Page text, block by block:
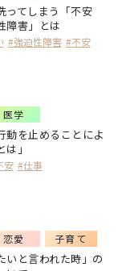
ってしまう「不安
障害」とは
#強迫性障害 #不安
医学
動を止めることによ
」
安 #仕事
恋愛 子育て
いと言われた時」の